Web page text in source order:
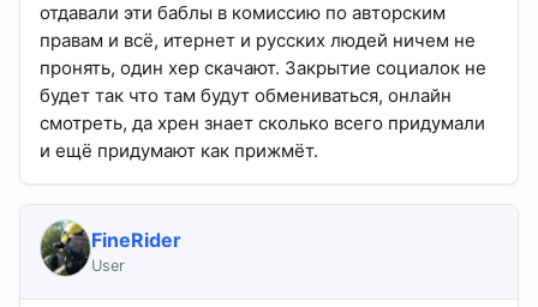
отдавали эти баблы в комиссию по авторским
правам и всё, итернет и русских людей ничем не
пронять, один хер скачают. Закрытие социалок не
будет так что там будут обмениваться, онлайн
смотреть, да хрен знает сколько всего придумали
и ещё придумают как прижмёт.
FineRider
User